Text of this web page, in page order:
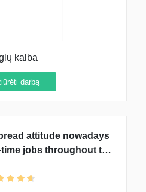
kalba
darbą
attitude nowadays
jobs throughout the
plan